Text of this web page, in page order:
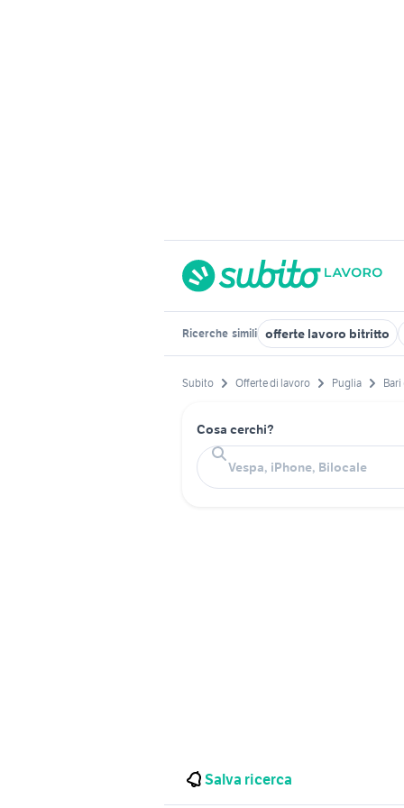
Ricerche simili offerte lavoro bitritto
Subito Offerte di lavoro Puglia
Cosa cerchi?
Salva ricerca